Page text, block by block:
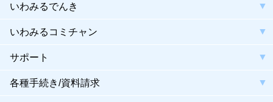
いわみるでんき
いわみるコミチャン
サポート
各種手続き/資料請求